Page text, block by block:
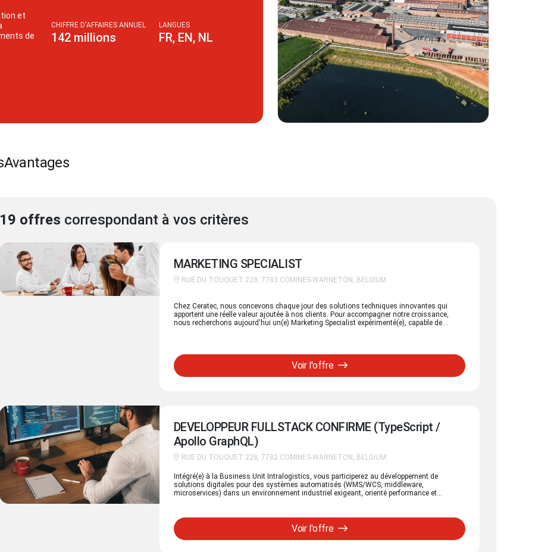
et
de
CHIFFRE D'AFFAIRES ANNUEL
142 millions
LANGUES
FR, EN, NL
Avantages
19 offres correspondant à vos critères
MARKETING SPECIALIST
RUE DU TOUQUET 228, 7783 COMINES-WARNETON, BELGIUM
Chez Ceratec, nous concevons chaque jour des solutions techniques innovantes qui
apportent une réelle valeur ajoutée à nos clients. Pour accompagner notre croissance,
nous recherchons aujourd'hui un(e) Marketing Specialist expérimenté(e), capable de
avant notre expertise auprès d'une clientèle B2B. Vous comprenez les attentes du marché,
identifiez les opportunités et savez créer des actions qui génèrent un réel impact. Vous
avez une solide expérience en marketing B2B, idéalement dans un environnement
Voir l'offre
DEVELOPPEUR FULLSTACK CONFIRME (TypeScript /
Apollo GraphQL)
RUE DU TOUQUET 228, 7782 COMINES-WARNETON, BELGIUM
Intégré(e) à la Business Unit Intralogistics, vous participerez au développement de
solutions digitales pour des systèmes automatisés (WMS/WCS, middleware,
microservices) dans un environnement industriel exigeant, orienté performance et
Voir l'offre